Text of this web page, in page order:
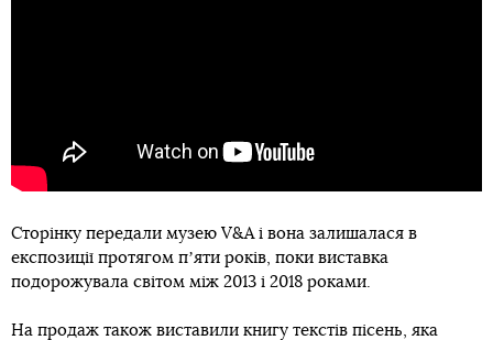
Сторінку передали музею V&A і вона залишалася в
експозиції протягом пʼяти років, поки виставка
подорожувала світом між 2013 і 2018 роками.
На продаж також виставили книгу текстів пісень, яка